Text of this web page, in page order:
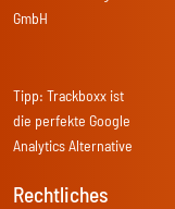
GmbH
Tipp: Trackboxx ist
die perfekte Google
Analytics Alternative
Rechtliches